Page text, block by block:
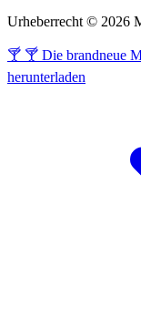
Urheberrecht © 2026
🍸 🍸 Die brandneue
herunterladen